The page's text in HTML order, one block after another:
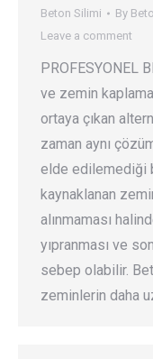
Beton Silimi By
Leave a comment
PROFESYONEL
ve zemin
ortaya çıkan
zaman aynı
elde edilemediği
kaynaklanan
alınmaması
yıpranması ve
sebep olabilir.
zeminlerin daha